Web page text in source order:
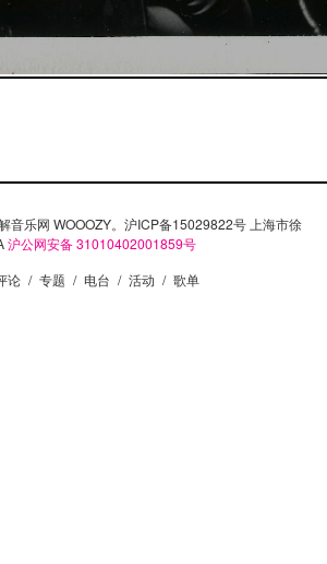
乐网 WOOOZY。沪ICP备15029822号 上海市徐
沪公网安备 31010402001859号
论 / 专题 / 电台 / 活动 / 歌单